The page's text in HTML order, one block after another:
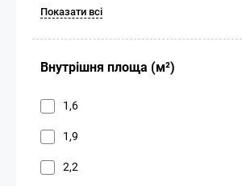
Показати всі
Внутрішня площа (м²)
1,6
1,9
2,2